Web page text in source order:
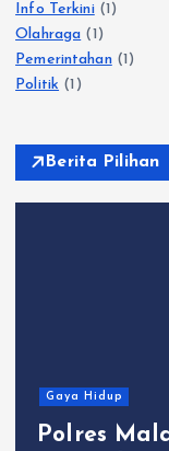
Info Terkini(1)
Olahraga (1)
Pemerintahan(1)
Politik (1)
Berita Pilihan
Gaya Hidup
Polres